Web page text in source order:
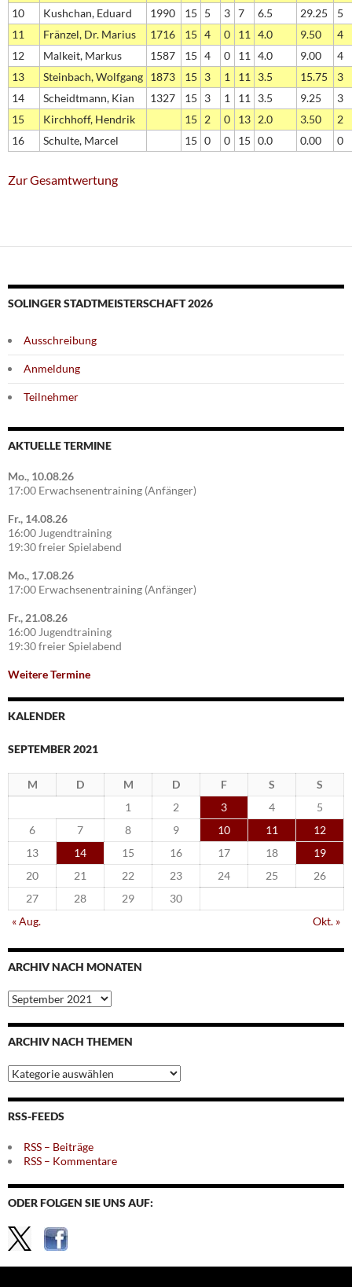
10
Kushchan, Eduard 1990 15 5 3 7 6.5 29.25
5
11
Fränzel, Dr. Marius 1716 15 4 0 11 4.0 9.50
4
12
Malkeit, Markus 1587 15 4 0 11 4.0 9.00
4
13
Steinbach, Wolfgang 1873 15 3 1 11 3.5 15.75
3
14
Scheidtmann, Kian 1327 15 3 1 11 3.5 9.25
3
15
Kirchhoff, Hendrik 15 2 0 13 2.0 3.50
2
16
Schulte, Marcel 15 0 0 15 0.0 0.00 0
Zur Gesamtwertung
SOLINGER STADTMEISTERSCHAFT 2026
Ausschreibung
Anmeldung
Teilnehmer
AKTUELLE TERMINE
Mo., 10.08.26
17:00 Erwachsenentraining (Anfänger)
Fr., 14.08.26
16:00 Jugendtraining
19:30 freier Spielabend
Mo., 17.08.26
17:00 Erwachsenentraining (Anfänger)
Fr., 21.08.26
16:00 Jugendtraining
19:30 freier Spielabend
Weitere Termine
KALENDER
SEPTEMBER 2021
M D M D F S
S
1
2 3 4
5
6
7 8 9 10 11
12
13
14 15 16 17 18
19
20
21 22 23 24 25
26
27
28 29
30
« Aug.
Okt. »
ARCHIV NACH MONATEN
Archiv
nach
Monaten
ARCHIV NACH THEMEN
Archiv
nach
Themen
RSS-FEEDS
RSS – Beiträge
RSS – Kommentare
ODER FOLGEN SIE UNS AUF: